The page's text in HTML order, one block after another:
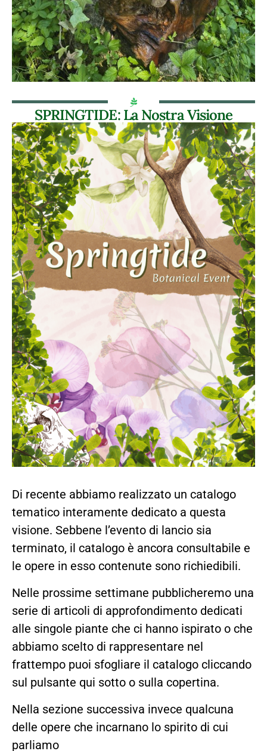
SPRINGTIDE: La Nostra Visione
Di recente abbiamo realizzato un catalogo
tematico interamente dedicato a questa
visione. Sebbene l’evento di lancio sia
terminato, il catalogo è ancora consultabile e
le opere in esso contenute sono richiedibili.
Nelle prossime settimane pubblicheremo una
serie di articoli di approfondimento dedicati
alle singole piante che ci hanno ispirato o che
abbiamo scelto di rappresentare nel
frattempo puoi sfogliare il catalogo cliccando
sul pulsante qui sotto o sulla copertina.
Nella sezione successiva invece qualcuna
delle opere che incarnano lo spirito di cui
parliamo